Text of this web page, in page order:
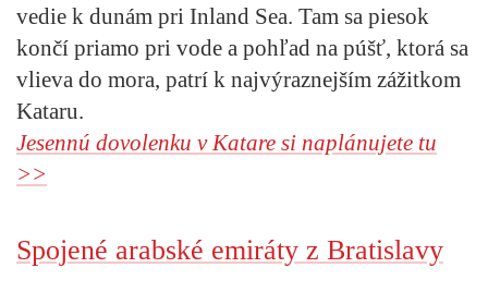
vedie k dunám pri Inland Sea. Tam sa piesok
končí priamo pri vode a pohľad na púšť, ktorá sa
vlieva do mora, patrí k najvýraznejším zážitkom
Kataru.
Jesennú dovolenku v Katare si naplánujete tu
>>
Spojené arabské emiráty z Bratislavy